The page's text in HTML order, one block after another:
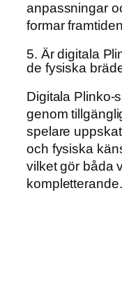
anpassningar
formar
5. Är digitala
de fysiska
Digitala Plinko-
genom
spelare
och fysiska
vilket gör båda
kompletterande.